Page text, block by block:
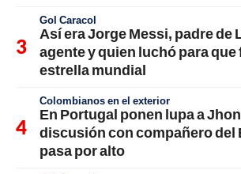
Gol Caracol
Así era Jorge Messi, padre de
agente y quien luchó para que
estrella mundial
Colombianos en el exterior
En Portugal ponen lupa a
discusión con compañero del
pasa por alto